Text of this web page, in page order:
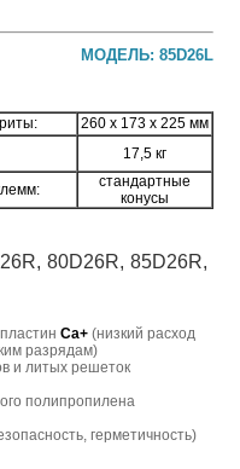
МОДЕЛЬ: 85D26L
260 х 173 х 225 мм
17,5 кг
стандартные
конусы
80D26R, 85D26R,
Ca+ (низкий расход
разрядам)
и литых решеток
полипропилена
герметичность)